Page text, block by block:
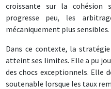
croissante sur la cohésion
progresse peu, les
mécaniquement plus sensibles.
Dans ce contexte, la
atteint ses limites. Elle a pu
des chocs exceptionnels. Elle
soutenable lorsque les taux